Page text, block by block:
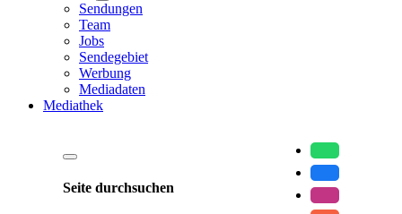
Sendungen
Team
Jobs
Sendegebiet
Werbung
Mediadaten
Mediathek
Seite durchsuchen